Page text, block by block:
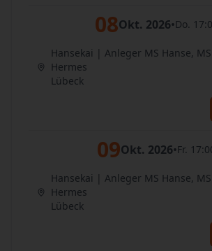
08Okt. 2026•Do.
Hansekai | Anleger MS Hanse,
Hermes
Lübeck
09Okt. 2026•Fr.
Hansekai | Anleger MS Hanse,
Hermes
Lübeck